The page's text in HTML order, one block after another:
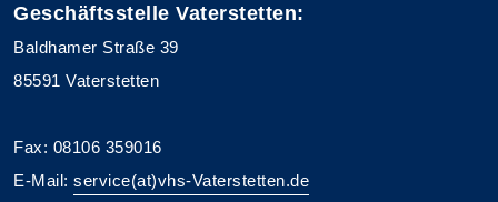
Geschäftsstelle Vaterstetten:
Baldhamer Straße 39
85591 Vaterstetten
Fax: 08106 359016
E-Mail: service(at)vhs-Vaterstetten.de